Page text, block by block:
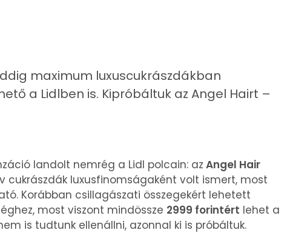
maximum luxuscukrászdákban
a Lidlben is. Kipróbáltuk az Angel Hairt –
landolt nemrég a Lidl polcain: az Angel Hair
cukrászdák luxusfinomságaként volt ismert, most
Korábban csillagászati összegekért lehetett
most viszont mindössze 2999 forintért lehet a
is tudtunk ellenállni, azonnal ki is próbáltuk.